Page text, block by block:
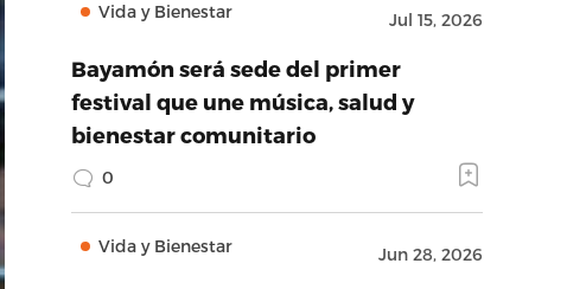
Vida y Bienestar Jul 15, 2026
Bayamón será sede del primer
festival que une música, salud y
bienestar comunitario
0
Vida y Bienestar Jun 28, 2026